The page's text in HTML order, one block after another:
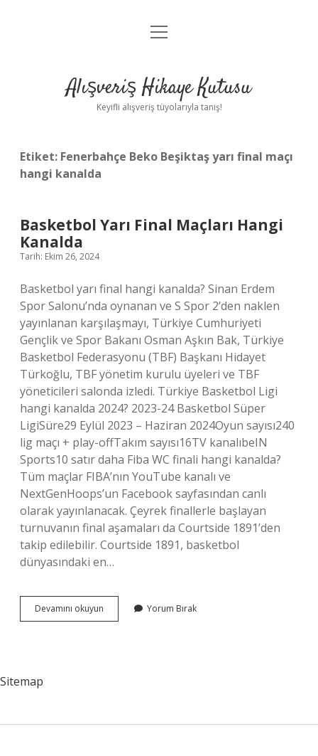
Anasayfa
Yasal Uyarı
menüyü
Alışveriş Hikaye Kutusu
Keyifli alışveriş tüyolarıyla tanış!
Etiket: Fenerbahçe Beko Beşiktaş yarı final maçı
hangi kanalda
Basketbol Yarı Final Maçları Hangi
Kanalda
Tarih: Ekim 26, 2024
Basketbol yarı final hangi kanalda? Sinan Erdem
Spor Salonu’nda oynanan ve S Spor 2’den naklen
yayınlanan karşılaşmayı, Türkiye Cumhuriyeti
Gençlik ve Spor Bakanı Osman Aşkın Bak, Türkiye
Basketbol Federasyonu (TBF) Başkanı Hidayet
Türkoğlu, TBF yönetim kurulu üyeleri ve TBF
yöneticileri salonda izledi. Türkiye Basketbol Ligi
hangi kanalda 2024? 2023-24 Basketbol Süper
LigiSüre29 Eylül 2023 – Haziran 2024Oyun sayısı240
lig maçı + play-offTakım sayısı16TV kanalıbeIN
Sports10 satır daha Fiba WC finali hangi kanalda?
Tüm maçlar FIBA’nın YouTube kanalı ve
NextGenHoops’un Facebook sayfasından canlı
olarak yayınlanacak. Çeyrek finallerle başlayan
turnuvanın final aşamaları da Courtside 1891’den
takip edilebilir. Courtside 1891, basketbol
dünyasındaki en…
Devamını okuyun Basketbol
Yarı
Yorum Bırak
Sitemap